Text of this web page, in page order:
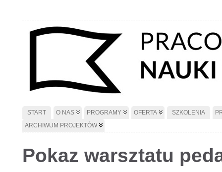
START O NAS PROGRAMY OFERTA SZKOLENIA
ARCHIWUM PROJEKTÓW
Pokaz warsztatu